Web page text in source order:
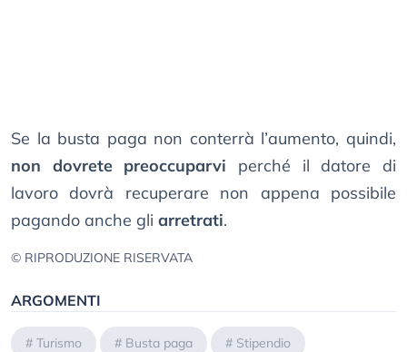
Se la busta paga non conterrà l’aumento, quindi,
non dovrete preoccuparvi perché il datore di
lavoro dovrà recuperare non appena possibile
pagando anche gli arretrati.
© RIPRODUZIONE RISERVATA
ARGOMENTI
# Turismo # Busta paga # Stipendio